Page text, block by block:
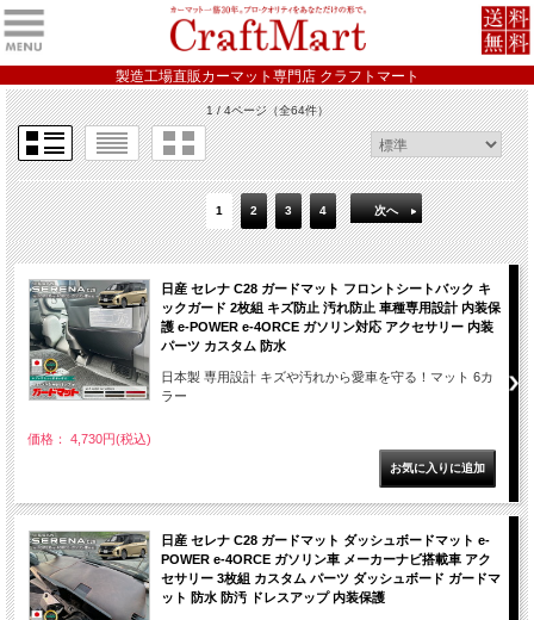
製造工場直販カーマット専門店 クラフトマート
1 / 4ページ（全64件）
1 2 3 4 次へ
日産 セレナ C28 ガードマット フロントシートバック キ
ックガード 2枚組 キズ防止 汚れ防止 車種専用設計 内装保
護 e-POWER e-4ORCE ガソリン対応 アクセサリー 内装
パーツ カスタム 防水
日本製 専用設計 キズや汚れから愛車を守る！マット 6カ
ラー
価格： 4,730円(税込)
日産 セレナ C28 ガードマット ダッシュボードマット e-
POWER e-4ORCE ガソリン車 メーカーナビ搭載車 アク
セサリー 3枚組 カスタム パーツ ダッシュボード ガードマ
ット 防水 防汚 ドレスアップ 内装保護